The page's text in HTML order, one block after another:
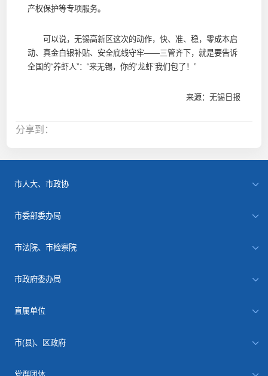
产权保护等专项服务。
可以说，无锡高新区这次的动作，快、准、稳，零成本启
动、真金白银补贴、安全底线守牢——三管齐下，就是要告诉
全国的“养虾人”：“来无锡，你的‘龙虾’我们包了！”
来源：无锡日报
分享到：
市人大、市政协
市委部委办局
市法院、市检察院
市政府委办局
直属单位
市(县)、区政府